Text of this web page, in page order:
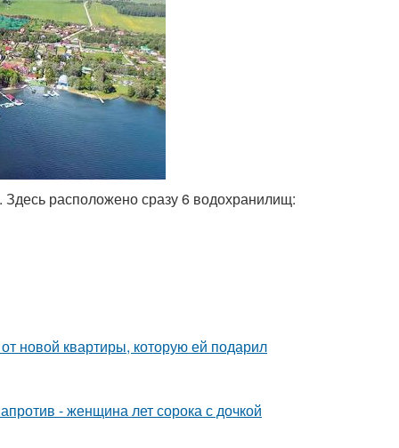
расположено сразу 6 водохранилищ:
новой квартиры, которую ей подарил
- женщина лет сорока с дочкой